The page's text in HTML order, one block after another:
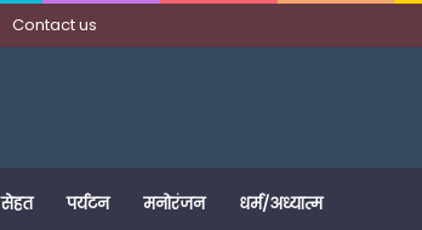
Contact us
सेहत पर्यटन मनोरंजन धर्म/अध्यात्म